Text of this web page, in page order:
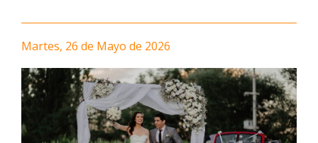
Martes, 26 de Mayo de 2026